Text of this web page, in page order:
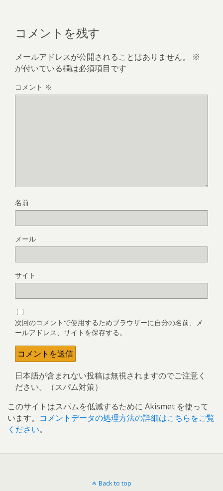
コメントを残す
メールアドレスが公開されることはありません。
※
が付いている欄は必須項目です
コメント ※
名前
メール
サイト
次回のコメントで使用するためブラウザーに自分の名前、メ
ールアドレス、サイトを保存する。
日本語が含まれない投稿は無視されますのでご注意く
ださい。（スパム対策）
このサイトはスパムを低減するために Akismet を使って
います。 コメントデータの処理方法の詳細はこちらをご覧
ください。
Back to top